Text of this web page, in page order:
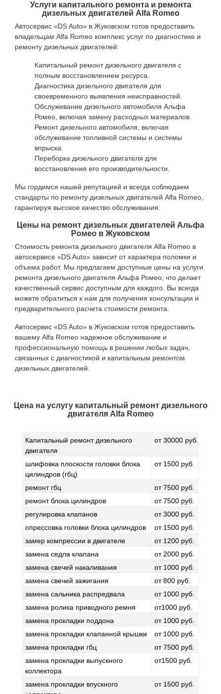
Услуги капитального ремонта и ремонта
дизельных двигателей Alfa Romeo
Автосервис «DS Auto» в Жуковском готов предоставить
владельцам Alfa Romeo комплекс услуг по диагностике и
ремонту дизельных двигателей:
Капитальный ремонт дизельного двигателя с
полным восстановлением ресурса.
Диагностика дизельного двигателя для
своевременного выявления неисправностей.
Обслуживание дизельного автомобиля Альфа
Ромео, включая замену расходных материалов.
Ремонт дизельного автомобиля, включая
обслуживание топливной системы и системы
впрыска.
Переборка дизельного двигателя для
восстановления его производительности.
Мы гордимся нашей репутацией и всегда соблюдаем
стандарты по ремонту дизельных двигателей Alfa Romeo,
гарантируя высокое качество обслуживания.
Цены на ремонт дизельных двигателей Альфа
Ромео в Жуковском
Стоимость ремонта дизельного двигателя Alfa Romeo в
автосервисе «DS Auto» зависит от характера поломки и
объема работ. Мы предлагаем доступные цены на услуги
ремонта дизельного двигателя Альфа Ромео, что делает
качественный сервис доступным для каждого. Вы всегда
можете обратиться к нам для получения консультации и
предварительного расчета стоимости ремонта.
Автосервис «DS Auto» в Жуковском готов предоставить
вашему Alfa Romeo надежное обслуживание и
профессиональную помощь в решении любых задач,
связанных с диагностикой и капитальным ремонтом
дизельных двигателей.
Цена на услугу капитальный ремонт дизельного
двигателя Alfa Romeo
Капитальный ремонт дизельного
двигателя
от 30000 руб.
шлифовка плоскости головки блока
цилиндров (гбц)
от 1500 руб.
ремонт гбц
от 7500 руб.
ремонт блока цилиндров
от 7500 руб.
регулировка клапанов
от 3000 руб.
опрессовка головки блока цилиндров
от 1500 руб.
замер компрессии в двигателе
от 1200 руб.
замена седла клапана
от 2000 руб.
замена свечей накаливания
от 1000 руб.
замена свечей зажигания
от 800 руб.
замена сальника распредвала
от 1000 руб.
замена ролика приводного ремня
от1000 руб.
замена прокладки поддона
от 1000 руб.
замена прокладки клапанной крышки
от 1000 руб.
замена прокладки гбц
от 7500 руб.
замена прокладки выпускного
коллектора
от1500 руб.
замена прокладки впускного
от 1500 руб.